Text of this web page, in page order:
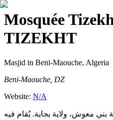
Mosquée
TIZEKHT
Masjid in Beni-Maouche, Algeria
Beni-Maouche, DZ
Website: N/A
معوش، ولاية بجاية. يُقام فيه